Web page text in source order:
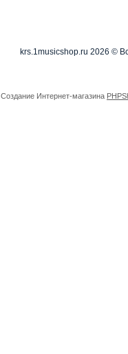
krs.1musicshop.ru 2026 ©
Создание Интернет-магазина